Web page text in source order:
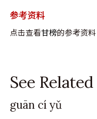
参考资料
点击查看甘榜的参考资料
See
guān cí yǔ